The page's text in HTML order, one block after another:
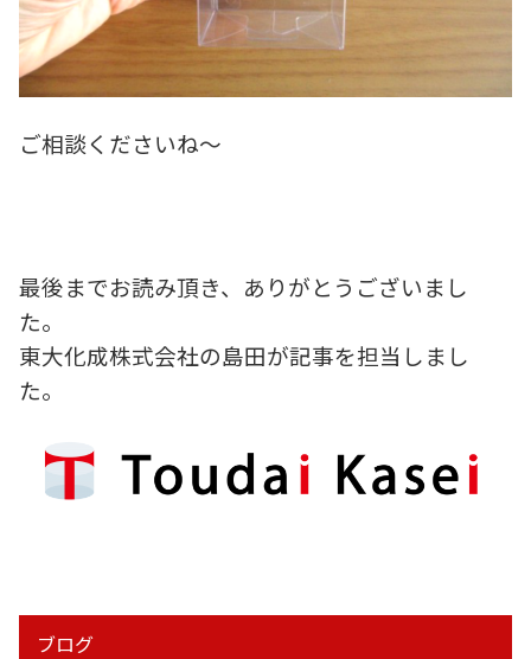
ご相談くださいね～
最後までお読み頂き、ありがとうございまし
た。
東大化成株式会社の島田が記事を担当しまし
た。
ブログ